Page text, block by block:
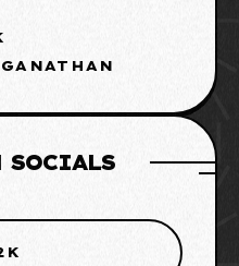
SOCIALS
8.2K